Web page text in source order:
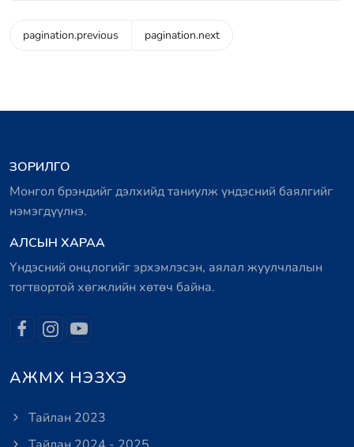
pagination.previous pagination.next
ЗОРИЛГО
Монгол брэндийг дэлхийд таниулж үндэсний баялгийг
нэмэгдүүлнэ.
АЛСЫН ХАРАА
Үндэсний онцлогийг эрхэмлэсэн, аялал жуулчлалын
тогтвортой хөгжлийн хөтөч байна.
АЖМХ НЭЗХЭ
Тайлан 2023